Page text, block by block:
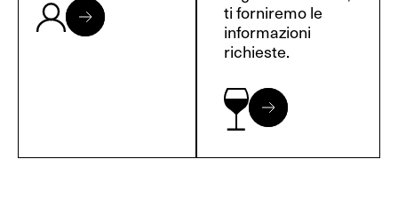
ti forniremo le
informazioni
richieste.